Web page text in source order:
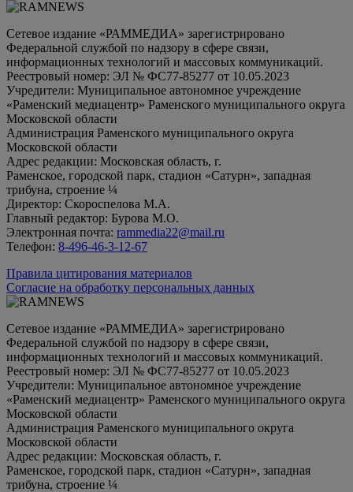
Сетевое издание «РАММЕДИА» зарегистрировано
Федеральной службой по надзору в сфере связи,
информационных технологий и массовых коммуникаций.
Реестровый номер: ЭЛ № ФС77-85277 от 10.05.2023
Учредители: Муниципальное автономное учреждение
«Раменский медиацентр» Раменского муниципального округа
Московской области
Администрация Раменского муниципального округа
Московской области
Адрес редакции: Московская область, г.
Раменское, городской парк, стадион «Сатурн», западная
трибуна, строение ¼
Директор: Скороспелова М.А.
Главный редактор: Бурова М.О.
Электронная почта: rammedia22@mail.ru
Телефон: 8-496-46-3-12-67
Правила цитирования материалов
Согласие на обработку персональных данных
Сетевое издание «РАММЕДИА» зарегистрировано
Федеральной службой по надзору в сфере связи,
информационных технологий и массовых коммуникаций.
Реестровый номер: ЭЛ № ФС77-85277 от 10.05.2023
Учредители: Муниципальное автономное учреждение
«Раменский медиацентр» Раменского муниципального округа
Московской области
Администрация Раменского муниципального округа
Московской области
Адрес редакции: Московская область, г.
Раменское, городской парк, стадион «Сатурн», западная
трибуна, строение ¼